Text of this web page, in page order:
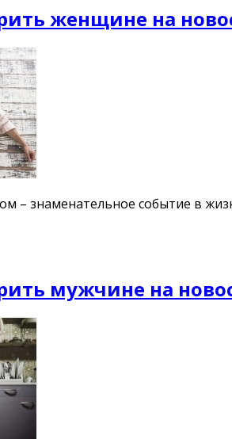
женщине на
– знаменательное событие в
мужчине на